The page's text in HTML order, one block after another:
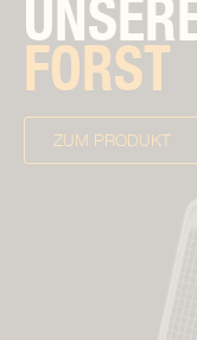
FORST
ZUM PRODUKT